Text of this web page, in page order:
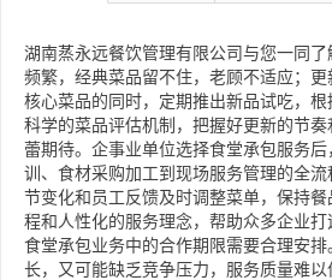
湖南蒸永远餐饮管理有限公司与您一同
频繁，经典菜品留不住，老顾不适应；
核心菜品的同时，定期推出新品试吃，
科学的菜品评估机制，把握好更新的节
蕾期待。企事业单位选择食堂承包服务
训、食材采购加工到现场服务管理的全
节变化和员工反馈及时调整菜单，保持
程和人性化的服务理念，帮助众多企业
食堂承包业务中的合作期限需要合理安
长，又可能缺乏竞争压力，服务质量难